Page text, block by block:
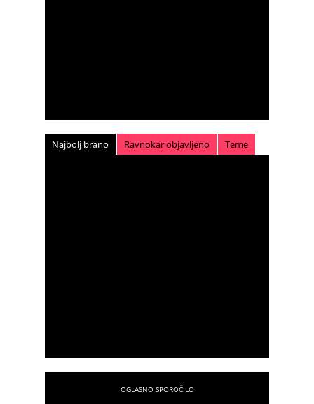
Najbolj brano Ravnokar objavljeno Teme